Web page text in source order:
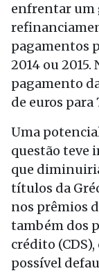
enfrentar um
pagamentos
2014 ou 2015.
pagamento
de euros para
Uma
questão teve
que
títulos da
nos prêmios
também dos
crédito
possível